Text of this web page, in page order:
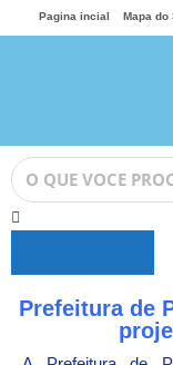
Pagina incial Mapa do
Prefeitura de